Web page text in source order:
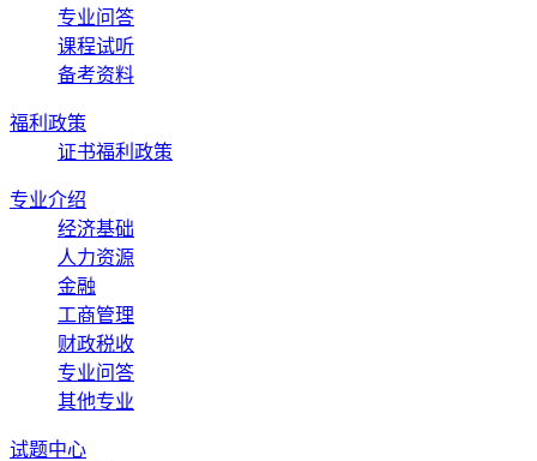
专业问答
课程试听
备考资料
福利政策
证书福利政策
专业介绍
经济基础
人力资源
金融
工商管理
财政税收
专业问答
其他专业
试题中心